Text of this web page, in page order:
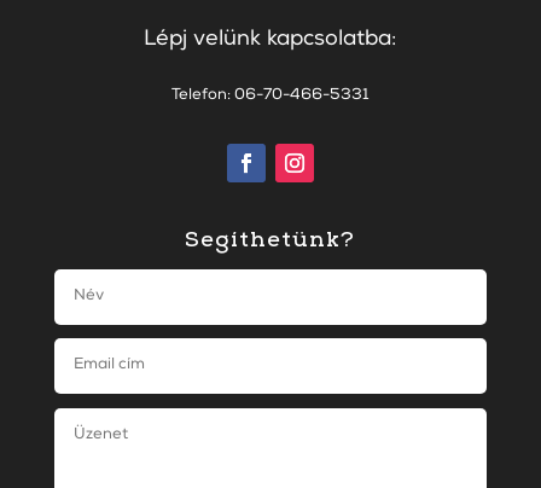
Lépj velünk kapcsolatba:
Telefon: 06-70-466-5331
Segíthetünk?